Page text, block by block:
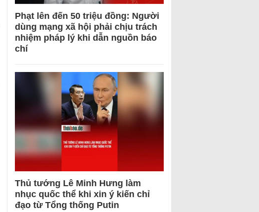
Phạt lên đến 50 triệu đồng: Người
dùng mạng xã hội phải chịu trách
nhiệm pháp lý khi dẫn nguồn báo
chí
Thủ tướng Lê Minh Hưng làm
nhục quốc thể khi xin ý kiến chỉ
đạo từ Tổng thống Putin